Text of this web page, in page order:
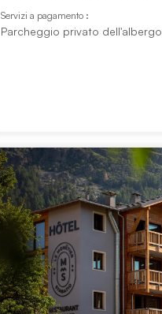
Servizi a pagamento :
Parcheggio privato dell'albergo